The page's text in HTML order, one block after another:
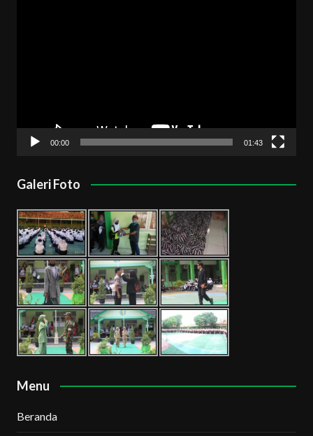
00:00 01:43
Galeri Foto
Menu
Beranda